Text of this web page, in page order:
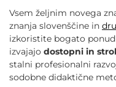
Vsem željnim novega
znanja slovenščine in
izkoristite bogato
izvajajo dostopni in
stalni profesionalni
sodobne didaktične